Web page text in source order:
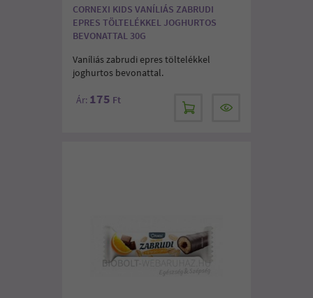
CORNEXI KIDS VANÍLIÁS ZABRUDI
EPRES TÖLTELÉKKEL JOGHURTOS
BEVONATTAL 30G
Vaníliás zabrudi epres töltelékkel
joghurtos bevonattal.
Ár: 175 Ft